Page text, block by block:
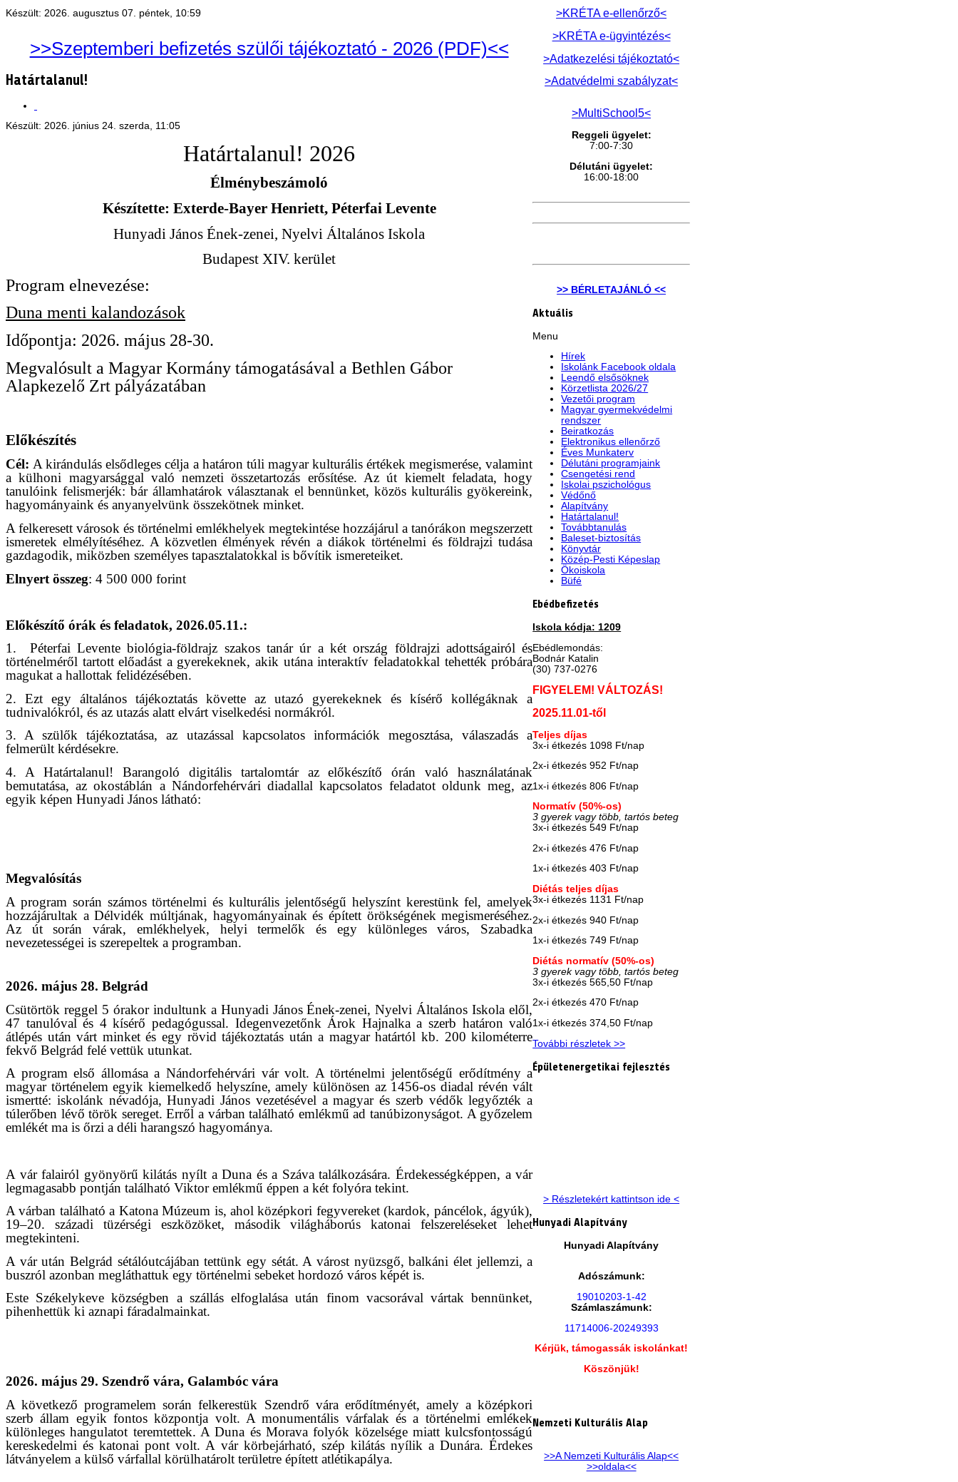
Készült: 2026. augusztus 07. péntek, 10:59
>>Szeptemberi befizetés szülői tájékoztató - 2026 (PDF)<<
Határtalanul!
Készült: 2026. június 24. szerda, 11:05
Határtalanul! 2026
Élménybeszámoló
Készítette: Exterde-Bayer Henriett, Péterfai Levente
Hunyadi János Ének-zenei, Nyelvi Általános Iskola
Budapest XIV. kerület
Program elnevezése:
Duna menti kalandozások
Időpontja: 2026. május 28-30.
Megvalósult a Magyar Kormány támogatásával a Bethlen Gábor
Alapkezelő Zrt pályázatában
Előkészítés
Cél: A kirándulás elsődleges célja a határon túli magyar kulturális értékek megismerése, valamint
a külhoni magyarsággal való nemzeti összetartozás erősítése. Az út kiemelt feladata, hogy
tanulóink felismerjék: bár államhatárok választanak el bennünket, közös kulturális gyökereink,
hagyományaink és anyanyelvünk összekötnek minket.
A felkeresett városok és történelmi emlékhelyek megtekintése hozzájárul a tanórákon megszerzett
ismeretek elmélyítéséhez. A közvetlen élmények révén a diákok történelmi és földrajzi tudása
gazdagodik, miközben személyes tapasztalatokkal is bővítik ismereteiket.
Elnyert összeg: 4 500 000 forint
Előkészítő órák és feladatok, 2026.05.11.:
1.
Péterfai Levente biológia-földrajz szakos tanár úr a két ország földrajzi adottságairól és
történelméről tartott előadást a gyerekeknek, akik utána interaktív feladatokkal tehették próbára
magukat a hallottak felidézésében.
2. Ezt egy általános tájékoztatás követte az utazó gyerekeknek és kísérő kollégáknak a
tudnivalókról, és az utazás alatt elvárt viselkedési normákról.
3. A szülők tájékoztatása, az utazással kapcsolatos információk megosztása, válaszadás a
felmerült kérdésekre.
4. A Határtalanul! Barangoló digitális tartalomtár az előkészítő órán való használatának
bemutatása, az okostáblán a Nándorfehérvári diadallal kapcsolatos feladatot oldunk meg, az
egyik képen Hunyadi János látható:
Megvalósítás
A program során számos történelmi és kulturális jelentőségű helyszínt kerestünk fel, amelyek
hozzájárultak a Délvidék múltjának, hagyományainak és épített örökségének megismeréséhez.
Az út során várak, emlékhelyek, helyi termelők és egy különleges város, Szabadka
nevezetességei is szerepeltek a programban.
2026. május 28. Belgrád
Csütörtök reggel 5 órakor indultunk a Hunyadi János Ének-zenei, Nyelvi Általános Iskola elől,
47 tanulóval és 4 kísérő pedagógussal. Idegenvezetőnk Árok Hajnalka a szerb határon való
átlépés után várt minket és egy rövid tájékoztatás után a magyar határtól kb. 200 kilométerre
fekvő Belgrád felé vettük utunkat.
A program első állomása a Nándorfehérvári vár volt. A történelmi jelentőségű erődítmény a
magyar történelem egyik kiemelkedő helyszíne, amely különösen az 1456-os diadal révén vált
ismertté: iskolánk névadója, Hunyadi János vezetésével a magyar és szerb védők legyőzték a
túlerőben lévő török sereget. Erről a várban található emlékmű ad tanúbizonyságot. A győzelem
emlékét ma is őrzi a déli harangszó hagyománya.
A vár falairól gyönyörű kilátás nyílt a Duna és a Száva találkozására. Érdekességképpen, a vár
legmagasabb pontján található Viktor emlékmű éppen a két folyóra tekint.
A várban található a Katona Múzeum is, ahol középkori fegyvereket (kardok, páncélok, ágyúk),
19–20. századi tüzérségi eszközöket, második világháborús katonai felszereléseket lehet
megtekinteni.
A vár után Belgrád sétálóutcájában tettünk egy sétát. A várost nyüzsgő, balkáni élet jellemzi, a
buszról azonban megláthattuk egy történelmi sebeket hordozó város képét is.
Este Székelykeve községben a szállás elfoglalása után finom vacsorával vártak bennünket,
pihenhettük ki aznapi fáradalmainkat.
2026. május 29. Szendrő vára, Galambóc vára
A következő programelem során felkerestük Szendrő vára erődítményét, amely a középkori
szerb állam egyik fontos központja volt. A monumentális várfalak és a történelmi emlékek
különleges hangulatot teremtettek. A Duna és Morava folyók közelsége miatt kulcsfontosságú
kereskedelmi és katonai pont volt. A vár körbejárható, szép kilátás nyílik a Dunára. Érdekes
látványelem a külső várfallal körülhatárolt területre épített atlétikapálya.
>KRÉTA e-ellenőrző<
>KRÉTA e-ügyintézés<
>Adatkezelési tájékoztató<
>Adatvédelmi szabályzat<
>MultiSchool5<
Reggeli ügyelet:
7:00-7:30
Délutáni ügyelet:
16:00-18:00
>> BÉRLETAJÁNLÓ <<
Aktuális
Menu
Hírek
Iskolánk Facebook oldala
Leendő elsősöknek
Körzetlista 2026/27
Vezetői program
Magyar gyermekvédelmi
rendszer
Beiratkozás
Elektronikus ellenőrző
Éves Munkaterv
Délutáni programjaink
Csengetési rend
Iskolai pszichológus
Védőnő
Alapítvány
Határtalanul!
Továbbtanulás
Baleset-biztosítás
Könyvtár
Közép-Pesti Képeslap
Ökoiskola
Büfé
Ebédbefizetés
Iskola kódja: 1209
Ebédlemondás:
Bodnár Katalin
(30) 737-0276
FIGYELEM! VÁLTOZÁS!
2025.11.01-től
Teljes díjas
3x-i étkezés 1098 Ft/nap
2x-i étkezés 952 Ft/nap
1x-i étkezés 806 Ft/nap
Normatív (50%-os)
3 gyerek vagy több, tartós beteg
3x-i étkezés 549 Ft/nap
2x-i étkezés 476 Ft/nap
1x-i étkezés 403 Ft/nap
Diétás teljes díjas
3x-i étkezés 1131 Ft/nap
2x-i étkezés 940 Ft/nap
1x-i étkezés 749 Ft/nap
Diétás normatív (50%-os)
3 gyerek vagy több, tartós beteg
3x-i étkezés 565,50 Ft/nap
2x-i étkezés 470 Ft/nap
1x-i étkezés 374,50 Ft/nap
További részletek >>
Épületenergetikai fejlesztés
> Részletekért kattintson ide <
Hunyadi Alapítvány
Hunyadi Alapítvány
Adószámunk:
19010203-1-42
Számlaszámunk:
11714006-20249393
Kérjük, támogassák iskolánkat!
Köszönjük!
Nemzeti Kulturális Alap
>>A Nemzeti Kulturális Alap<<
>>oldala<<